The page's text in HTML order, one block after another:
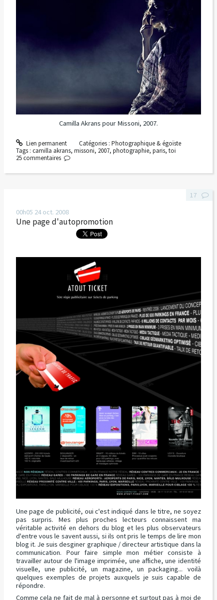
Camilla Akrans pour Missoni, 2007.
Lien permanent Catégories : Photographique & égoïste
Tags : camilla akrans, missoni, 2007, photographie, paris, toi
25 commentaires
00h05 24 oct. 2008
Une page d'autopromotion
Une page de publicité, oui c'est indiqué dans le titre, ne soyez
pas surpris. Mes plus proches lecteurs connaissent ma
véritable activité en dehors du blog et les plus observateurs
d'entre vous le savent aussi, si ils ont pris le temps de lire mon
blog it. Je suis desginer graphique / directeur artistique dans la
communication. Pour faire simple mon métier consiste à
travailler autour de l'image imprimée, une affiche, une identité
visuelle, une publicité, un magazine, un packaging... voilà
quelques exemples de projets auxquels je suis capable de
répondre.
Comme cela ne fait de mal à personne et surtout pas à moi de
17